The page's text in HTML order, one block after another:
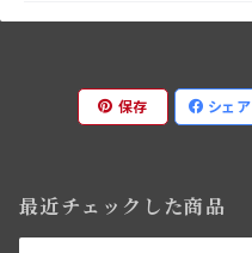
保存 シェア
最近チェックした商品